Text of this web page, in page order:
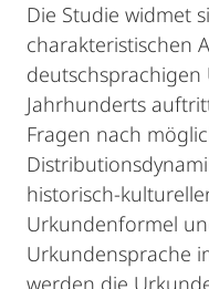
Die Studie widmet
charakteristischen
deutschsprachigen
Jahrhunderts
Fragen nach
historisch-
Urkundenformel
Urkundensprache